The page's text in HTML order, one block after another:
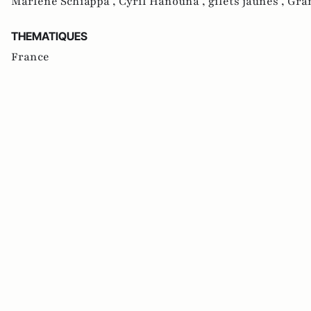
THEMATIQUES
France